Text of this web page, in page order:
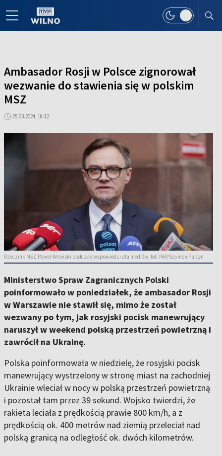
Ambasador Rosji w Polsce zignorował
wezwanie do stawienia się w polskim
MSZ
25.03.2024, 18:12
Rzecznik MSZ Paweł Wroński podczas wypowiedzi dla mediów, fot. PAP/Szymon Pulcyn
Ministerstwo Spraw Zagranicznych Polski
poinformowało w poniedziałek, że ambasador Rosji
w Warszawie nie stawił się, mimo że został
wezwany po tym, jak rosyjski pocisk manewrujący
naruszył w weekend polską przestrzeń powietrzną i
zawrócił na Ukrainę.
Polska poinformowała w niedzielę, że rosyjski pocisk
manewrujący wystrzelony w stronę miast na zachodniej
Ukrainie wleciał w nocy w polską przestrzeń powietrzną
i pozostał tam przez 39 sekund. Wojsko twierdzi, że
rakieta leciała z prędkością prawie 800 km/h, a z
prędkością ok. 400 metrów nad ziemią przeleciał nad
polską granicą na odległość ok. dwóch kilometrów.